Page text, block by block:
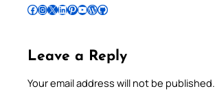
Follow Pradeep on Facebook Follow Pradeep on InstagramFollow Pradeep on X Follow Pradeep on LinkedIn Follow Pradeep on Pinterest Subscribe to Pradeep’s Youtube Channel Follow Pradeep on WordPress Follow Pradeep on GitHub
Leave a Reply
Your email address will not be published.